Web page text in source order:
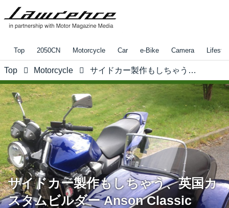
Top 2050CN Motorcycle Car e-Bike Camera
Top Motorcycle サイドカー製作もしちゃう、英国カスタムビルダー Anson Classic Restoration。
サイドカー製作もしちゃう、英国カ
スタムビルダー Anson Classic